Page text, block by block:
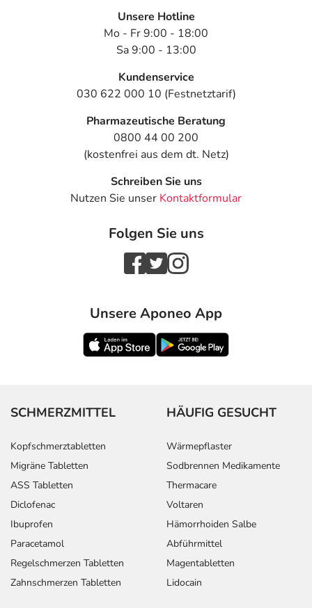
Unsere Hotline
Mo - Fr 9:00 - 18:00
Sa 9:00 - 13:00
Kundenservice
030 622 000 10 (Festnetztarif)
Pharmazeutische Beratung
0800 44 00 200
(kostenfrei aus dem dt. Netz)
Schreiben Sie uns
Nutzen Sie unser Kontaktformular
Folgen Sie uns
Unsere Aponeo App
SCHMERZMITTEL
Kopfschmerztabletten
Migräne Tabletten
ASS Tabletten
Diclofenac
Ibuprofen
Paracetamol
Regelschmerzen Tabletten
Zahnschmerzen Tabletten
HÄUFIG GESUCHT
Wärmepflaster
Sodbrennen Medikamente
Thermacare
Voltaren
Hämorrhoiden Salbe
Abführmittel
Magentabletten
Lidocain